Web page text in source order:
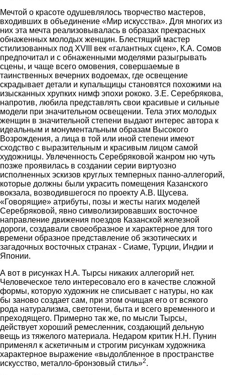
Мечтой о красоте одушевлялось творчество мастеров,
входивших в объединение «Мир искусства». Для многих из
них эта мечта реализовывалась в образах прекрасных
обнаженных молодых женщин. Блестящий мастер
стилизованных под XVIII век «галантных сцен», К.А. Сомов
предпочитал и с обнаженными моделями разыгрывать
сцены, и чаще всего омовения, совершаемые в
таинственных вечерних водоемах, где освещение
скрадывает детали и купальщицы становятся похожими на
изысканных хрупких нимф эпохи рококо. З.Е. Серебрякова,
напротив, любила представлять свои красивые и сильные
модели при значительном освещении. Тела этих молодых
женщин в значительной степени выдают интерес автора к
идеальным и монументальным образам Высокого
Возрождения, а лица в той или иной степени имеют
сходство с выразительным и красивым лицом самой
художницы. Увлеченность Серебряковой жанром ню чуть
позже проявилась в создании серии виртуозно
исполненных эскизов круглых темперных панно-аллегорий,
которые должны были украсить помещения Казанского
вокзала, возводившегося по проекту А.В. Щусева.
«Говорящие» атрибуты, позы и жесты нагих моделей
Серебряковой, явно символизировавших восточное
направление движения поездов Казанской железной
дороги, создавали своеобразное и характерное для того
времени образное представление об экзотических и
загадочных восточных странах - Сиаме, Турции, Индии и
Японии.
А вот в рисунках Н.А. Тырсы никаких аллегорий нет.
Человеческое тело интересовало его в качестве сложной
формы, которую художник не списывает с натуры, но как
бы заново создает сам, при этом очищая его от всякого
рода натурализма, светотени, быта и всего временного и
преходящего. Примерно так же, по мысли Тырсы,
действует хороший ремесленник, создающий дельную
вещь из тяжелого материала. Недаром критик Н.Н. Пунин
применял к аскетичным и строгим рисункам художника
характерное выражение «выдолбленное в пространстве
искусство, металло-бронзовый стиль»2.